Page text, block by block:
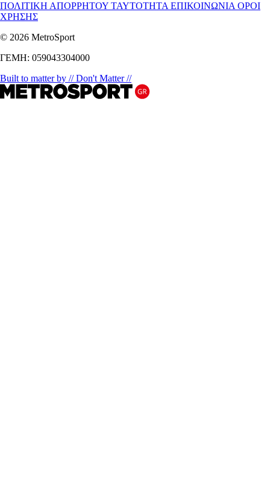
ΠΟΛΙΤΙΚΗ ΑΠΟΡΡΗΤΟΥ ΤΑΥΤΟΤΗΤΑ ΕΠΙΚΟΙΝΩΝΙΑ ΟΡΟΙ
ΧΡΗΣΗΣ
© 2026 MetroSport
ΓΕΜΗ: 059043304000
Built to matter by // Don't Matter //